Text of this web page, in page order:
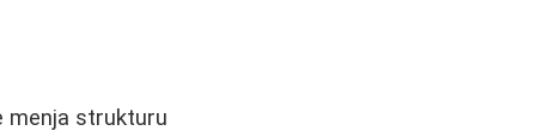
menja strukturu